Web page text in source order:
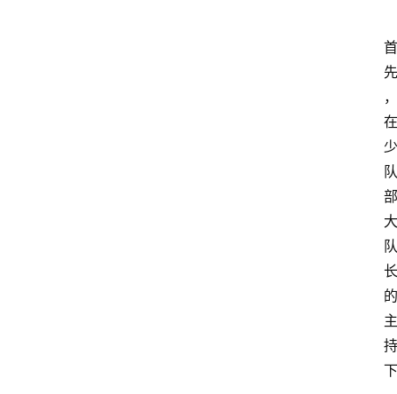
首
先
，
在
少
队
部
大
队
长
的
主
持
下